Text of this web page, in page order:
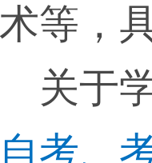
等，
关于
考、